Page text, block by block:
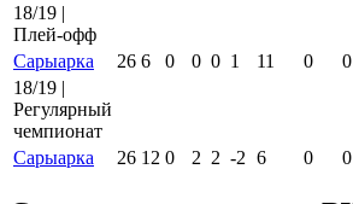
18/19 |
Плей-офф
Сарыарка
26 6 0 0 0 1 11 0 0
18/19 |
Регулярный
чемпионат
Сарыарка
26 12 0 2 2 -2 6 0 0